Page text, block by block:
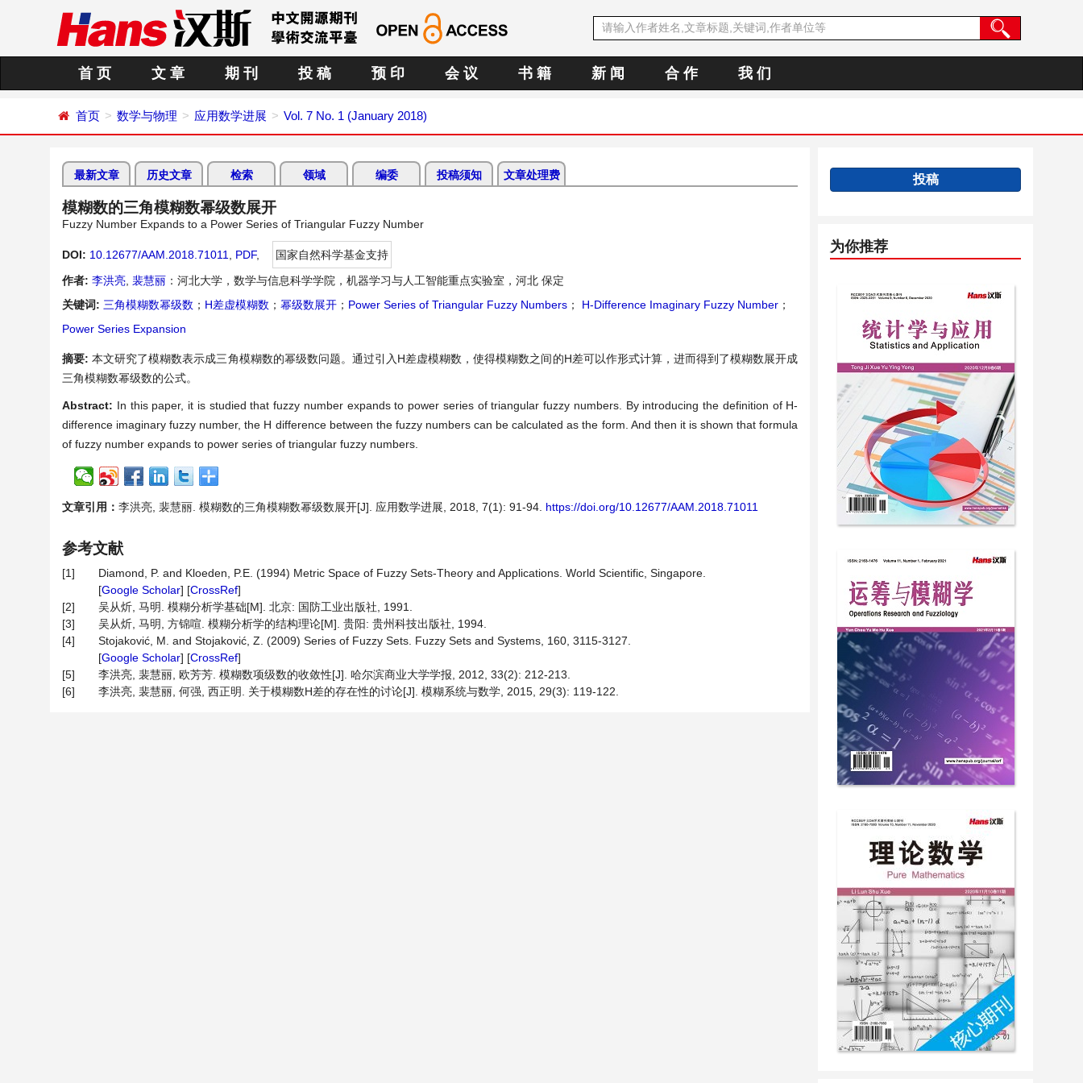
首 页 文 章 期 刊 投 稿 预 印 会 议 书 籍 新 闻 合 作 我 们
首页 数学与物理 应用数学进展 Vol. 7 No. 1 (January 2018)
最新文章 历史文章 检索 领域 编委 投稿须知 文章处理费
模糊数的三角模糊数幂级数展开
Fuzzy Number Expands to a Power Series of Triangular Fuzzy Number
DOI: 10.12677/AAM.2018.71011 PDF,
国家自然科学基金支持
作者: 李洪亮 裴慧丽 ：河北大学，数学与信息科学学院，机器学习与人工智能重点实验室，河北 保定
关键词: 三角模糊数幂级数 ； H差虚模糊数 ； 幂级数展开 ； Power Series of Triangular Fuzzy Numbers ； H-Difference Imaginary Fuzzy Number ；
Power Series Expansion
摘要:本文研究了模糊数表示成三角模糊数的幂级数问题。通过引入H差虚模糊数，使得模糊数之间的H差可以作形式计算，进而得到了模糊数展开成
三角模糊数幂级数的公式。
Abstract: In this paper, it is studied that fuzzy number expands to power series of triangular fuzzy numbers. By introducing the definition of H-
difference imaginary fuzzy number, the H difference between the fuzzy numbers can be calculated as the form. And then it is shown that formula
of fuzzy number expands to power series of triangular fuzzy numbers.
文章引用： 李洪亮, 裴慧丽. 模糊数的三角模糊数幂级数展开[J]. 应用数学进展, 2018, 7(1): 91-94. https://doi.org/10.12677/AAM.2018.71011
参考文献
[1]
Diamond, P. and Kloeden, P.E. (1994) Metric Space of Fuzzy Sets-Theory and Applications. World Scientific, Singapore.
[Google Scholar] [CrossRef]
[2]
吴从炘, 马明. 模糊分析学基础[M]. 北京: 国防工业出版社, 1991.
[3]
吴从炘, 马明, 方锦喧. 模糊分析学的结构理论[M]. 贵阳: 贵州科技出版社, 1994.
[4]
Stojaković, M. and Stojaković, Z. (2009) Series of Fuzzy Sets. Fuzzy Sets and Systems, 160, 3115-3127.
[Google Scholar] [CrossRef]
[5]
李洪亮, 裴慧丽, 欧芳芳. 模糊数项级数的收敛性[J]. 哈尔滨商业大学学报, 2012, 33(2): 212-213.
[6]
李洪亮, 裴慧丽, 何强, 西正明. 关于模糊数H差的存在性的讨论[J]. 模糊系统与数学, 2015, 29(3): 119-122.
投稿
为你推荐